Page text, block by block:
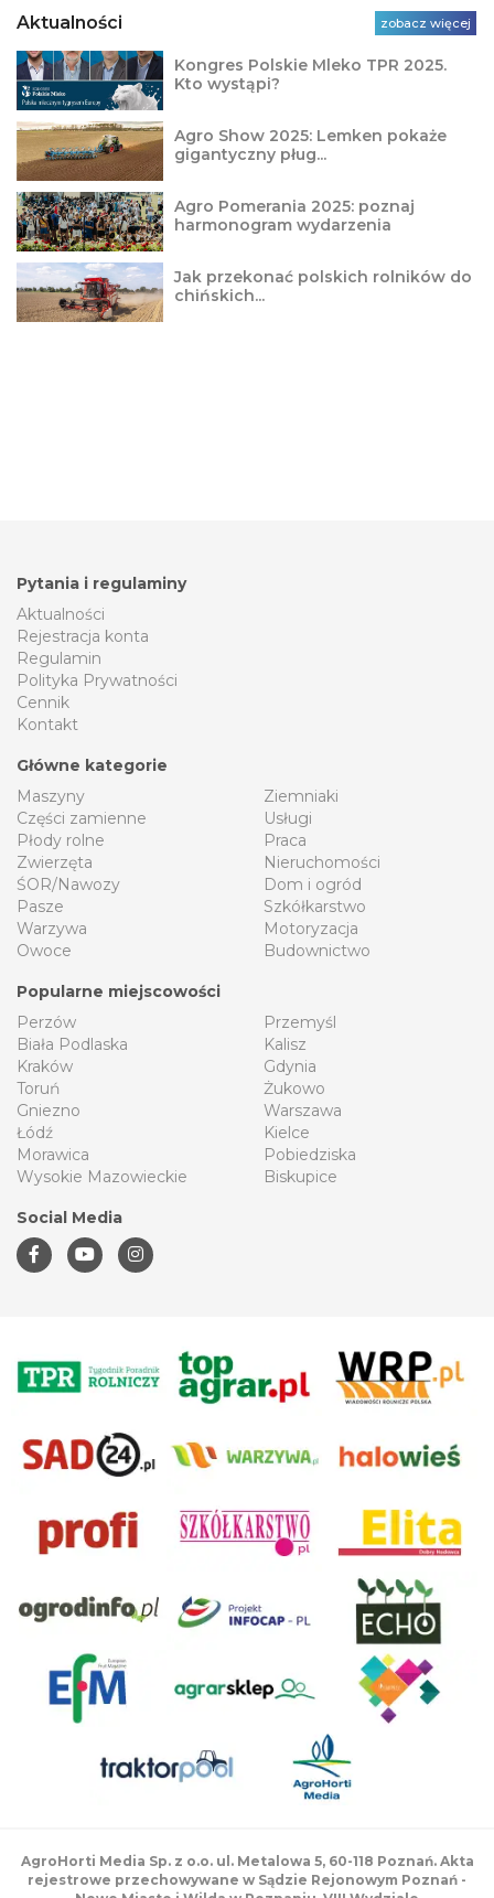
Aktualności zobacz więcej
Kongres Polskie Mleko TPR 2025.
Kto wystąpi?
Agro Show 2025: Lemken pokaże
gigantyczny pług...
Agro Pomerania 2025: poznaj
harmonogram wydarzenia
Jak przekonać polskich rolników do
chińskich...
Pytania i regulaminy
Aktualności
Rejestracja konta
Regulamin
Polityka Prywatności
Cennik
Kontakt
Główne kategorie
Maszyny
Części zamienne
Płody rolne
Zwierzęta
ŚOR/Nawozy
Pasze
Warzywa
Owoce
Ziemniaki
Usługi
Praca
Nieruchomości
Dom i ogród
Szkółkarstwo
Motoryzacja
Budownictwo
Popularne miejscowości
Perzów
Biała Podlaska
Kraków
Toruń
Gniezno
Łódź
Morawica
Wysokie Mazowieckie
Przemyśl
Kalisz
Gdynia
Żukowo
Warszawa
Kielce
Pobiedziska
Biskupice
Social Media
AgroHorti Media Sp. z o.o. ul. Metalowa 5, 60-118 Poznań. Akta
rejestrowe przechowywane w Sądzie Rejonowym Poznań -